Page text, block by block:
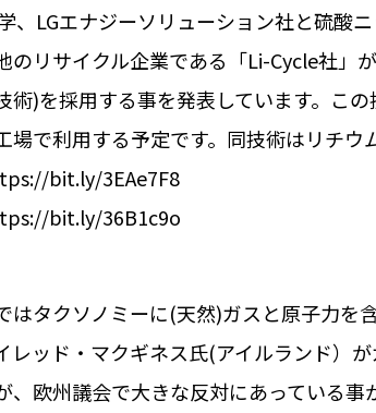
、LGエナジーソリューション社と硫酸
のリサイクル企業である「Li-Cycle社」
術)を採用する事を発表しています。こ
場で利用する予定です。同技術はリチウ
bit.ly/3EAe7F8
bit.ly/36B1c9o
はタクソノミーに(天然)ガスと原子力を
レッド・マクギネス氏(アイルランド）
、欧州議会で大きな反対にあっている